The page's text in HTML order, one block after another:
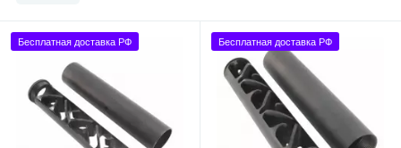
Бесплатная доставка РФ Бесплатная доставка РФ